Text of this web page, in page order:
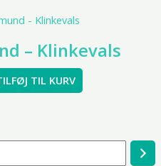
– Klinkevals
TIL KURV